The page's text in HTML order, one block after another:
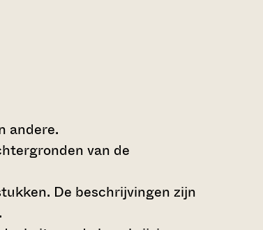
andere.
van de
De beschrijvingen zijn